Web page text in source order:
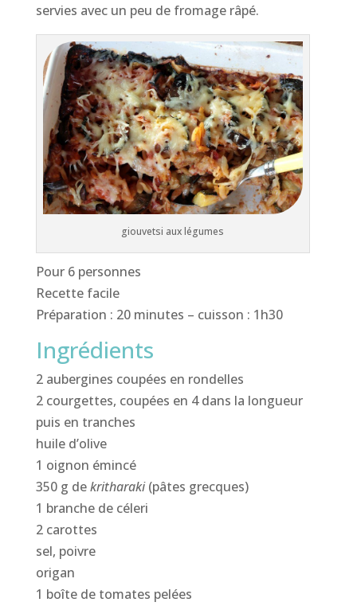
servies avec un peu de fromage râpé.
giouvetsi aux légumes
Pour 6 personnes
Recette facile
Préparation : 20 minutes – cuisson : 1h30
Ingrédients
2 aubergines coupées en rondelles
2 courgettes, coupées en 4 dans la longueur
puis en tranches
huile d’olive
1 oignon émincé
350 g dekritharaki(pâtes grecques)
1 branche de céleri
2 carottes
sel, poivre
origan
1 boîte de tomates pelées